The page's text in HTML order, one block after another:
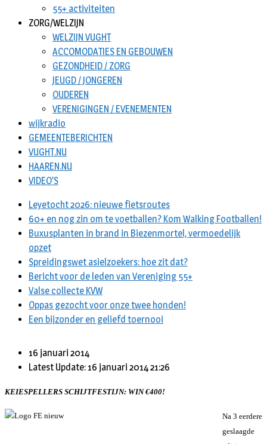
55+ activiteiten
ZORG/WELZIJN
WELZIJN VUGHT
ACCOMODATIES EN GEBOUWEN
GEZONDHEID / ZORG
JEUGD / JONGEREN
OUDEREN
VERENIGINGEN / EVENEMENTEN
wijkradio
GEMEENTEBERICHTEN
VUGHT.NU
HAAREN.NU
VIDEO’S
Leyetocht 2026: nieuwe fietsroutes
60+ en nog zin om te voetballen? Kom Walking Footballen!
Buxusplanten in brand in Biezenmortel, vermoedelijk
opzet
Spreidingswet asielzoekers: hoe zit dat?
Bericht voor de leden van Vereniging 55+
Valse collecte KVW
Oppas gezocht voor onze twee honden!
Een bijzonder en geliefd toernooi
16 januari 2014
Latest Update: 16 januari 2014 21:26
KEIESPELLERS SCHIJTFESTIJN: WIN €400!
Na 3 eerdere
geslaagde